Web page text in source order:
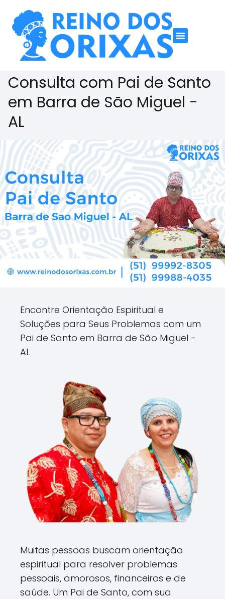
Consulta com Pai de Santo
em Barra de São Miguel -
AL
Encontre Orientação Espiritual e
Soluções para Seus Problemas com um
Pai de Santo em Barra de São Miguel -
AL
Muitas pessoas buscam orientação
espiritual para resolver problemas
pessoais, amorosos, financeiros e de
saúde. Um Pai de Santo, com sua